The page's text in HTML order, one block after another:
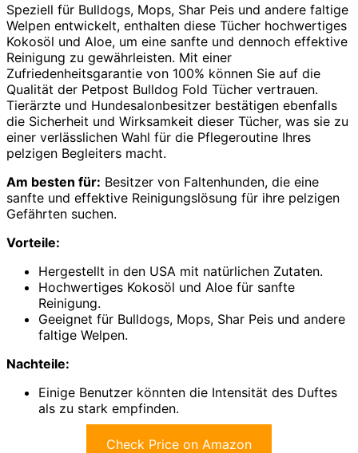
Speziell für Bulldogs, Mops, Shar Peis und andere faltige
Welpen entwickelt, enthalten diese Tücher hochwertiges
Kokosöl und Aloe, um eine sanfte und dennoch effektive
Reinigung zu gewährleisten. Mit einer
Zufriedenheitsgarantie von 100% können Sie auf die
Qualität der Petpost Bulldog Fold Tücher vertrauen.
Tierärzte und Hundesalonbesitzer bestätigen ebenfalls
die Sicherheit und Wirksamkeit dieser Tücher, was sie zu
einer verlässlichen Wahl für die Pflegeroutine Ihres
pelzigen Begleiters macht.
Am besten für: Besitzer von Faltenhunden, die eine
sanfte und effektive Reinigungslösung für ihre pelzigen
Gefährten suchen.
Vorteile:
Hergestellt in den USA mit natürlichen Zutaten.
Hochwertiges Kokosöl und Aloe für sanfte
Reinigung.
Geeignet für Bulldogs, Mops, Shar Peis und andere
faltige Welpen.
Nachteile:
Einige Benutzer könnten die Intensität des Duftes
als zu stark empfinden.
Check Price on Amazon